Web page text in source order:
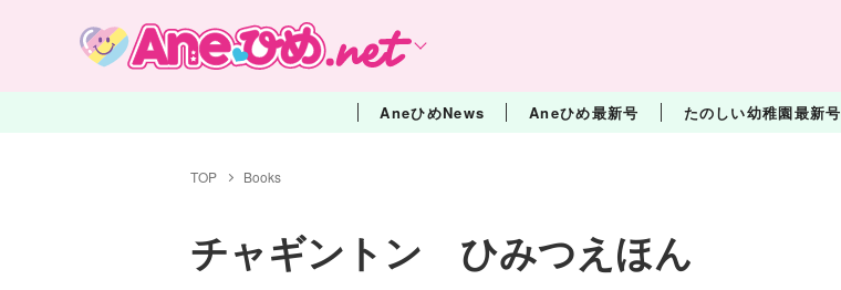
AneひめNews Aneひめ最新号 たのしい幼稚園最新号
TOP Books
チャギントン ひみつえほん